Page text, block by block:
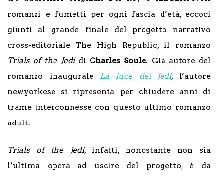
romanzi e fumetti per ogni fascia d’età, eccoci
giunti al grande finale del progetto narrativo
cross-editoriale The High Republic, il romanzo
Trials of the Jedidi Charles Soule. Già autore del
romanzo inaugurale La luce dei Jedi, l’autore
newyorkese si ripresenta per chiudere anni di
trame interconnesse con questo ultimo romanzo
adult.
Trials of the Jedi, infatti, nonostante non sia
l’ultima opera ad uscire del progetto, è da